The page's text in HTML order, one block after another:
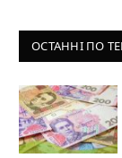
ОСТАННІ ПО